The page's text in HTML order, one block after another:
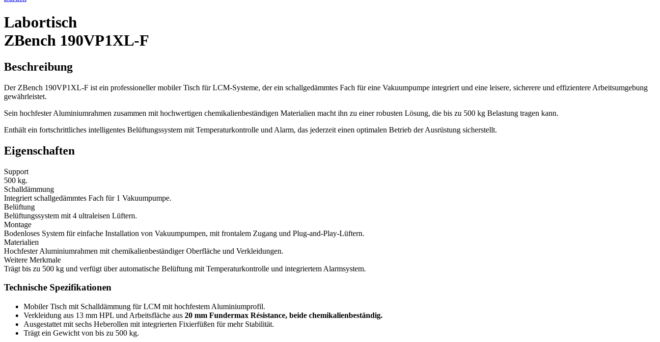
Labortisch
ZBench 190VP1XL-F
Beschreibung
Der ZBench 190VP1XL-F ist ein professioneller mobiler Tisch für LCM-Systeme, der ein schallgedämmtes Fach für eine Vakuumpumpe integriert und eine leisere, sicherere und effizientere Arbeitsumgebung
gewährleistet.
Sein hochfester Aluminiumrahmen zusammen mit hochwertigen chemikalienbeständigen Materialien macht ihn zu einer robusten Lösung, die bis zu 500 kg Belastung tragen kann.
Enthält ein fortschrittliches intelligentes Belüftungssystem mit Temperaturkontrolle und Alarm, das jederzeit einen optimalen Betrieb der Ausrüstung sicherstellt.
Eigenschaften
Support
500 kg.
Schalldämmung
Integriert schallgedämmtes Fach für 1 Vakuumpumpe.
Belüftung
Belüftungssystem mit 4 ultraleisen Lüftern.
Montage
Bodenloses System für einfache Installation von Vakuumpumpen, mit frontalem Zugang und Plug-and-Play-Lüftern.
Materialien
Hochfester Aluminiumrahmen mit chemikalienbeständiger Oberfläche und Verkleidungen.
Weitere Merkmale
Trägt bis zu 500 kg und verfügt über automatische Belüftung mit Temperaturkontrolle und integriertem Alarmsystem.
Technische Spezifikationen
Mobiler Tisch mit Schalldämmung für LCM mit hochfestem Aluminiumprofil.
Verkleidung aus 13 mm HPL und Arbeitsfläche aus 20 mm Fundermax Résistance, beide chemikalienbeständig.
Ausgestattet mit sechs Heberollen mit integrierten Fixierfüßen für mehr Stabilität.
Trägt ein Gewicht von bis zu 500 kg.